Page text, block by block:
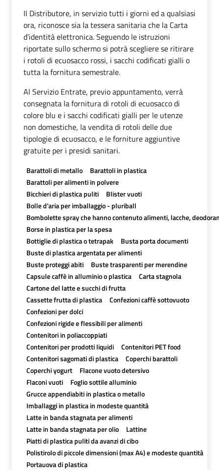
Il Distributore, in servizio tutti i giorni ed a qualsiasi
ora, riconosce sia la tessera sanitaria che la Carta
d’identità elettronica. Seguendo le istruzioni
riportate sullo schermo si potrà scegliere se ritirare
i rotoli di ecuosacco rossi, i sacchi codificati gialli o
tutta la fornitura semestrale.
Al Servizio Entrate, previo appuntamento, verrà
consegnata la fornitura di rotoli di ecuosacco di
colore blu e i sacchi codificati gialli per le utenze
non domestiche, la vendita di rotoli delle due
tipologie di ecuosacco, e le forniture aggiuntive
gratuite per i presidi sanitari.
Barattoli di metallo
Barattoli in plastica
Barattoli per alimenti in polvere
Bicchieri di plastica puliti
Blister vuoti
Bolle d'aria per imballaggio - pluriball
Bombolette spray che hanno contenuto alimenti, lacche,
Borse in plastica per la spesa
Bottiglie di plastica o tetrapak
Busta porta documenti
Buste di plastica argentata per alimenti
Buste proteggi abiti
Buste trasparenti per merendine
Capsule caffè in alluminio o plastica
Carta stagnola
Cartone del latte e succhi di frutta
Cassette frutta di plastica
Confezioni caffè sottovuoto
Confezioni per dolci
Confezioni rigide e flessibili per alimenti
Contenitori in poliaccoppiati
Contenitori per prodotti liquidi
Contenitori PET food
Contenitori sagomati di plastica
Coperchi barattoli
Coperchi yogurt
Flacone vuoto detersivo
Flaconi vuoti
Foglio sottile alluminio
Grucce appendiabiti in plastica o metallo
Imballaggi in plastica in modeste quantità
Latte in banda stagnata per alimenti
Latte in banda stagnata per olio
Lattine
Piatti di plastica puliti da avanzi di cibo
Polistirolo di piccole dimensioni (max A4) e modeste quantità
Portauova di plastica